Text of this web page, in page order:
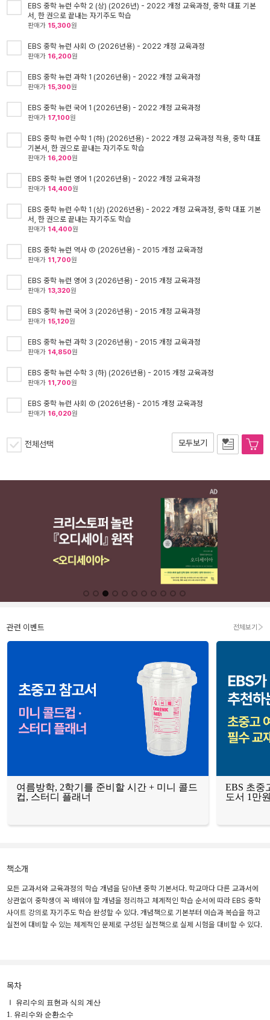
EBS 중학 뉴런 수학 2 (상) (2026년) - 2022 개정 교육과정, 중학 대표 기본
서, 한 권으로 끝내는 자기주도 학습
판매가 15,300원
EBS 중학 뉴런 사회 ① (2026년용) - 2022 개정 교육과정
판매가 16,200원
EBS 중학 뉴런 과학 1 (2026년용) - 2022 개정 교육과정
판매가 15,300원
EBS 중학 뉴런 국어 1 (2026년용) - 2022 개정 교육과정
판매가 17,100원
EBS 중학 뉴런 수학 1 (하) (2026년용) - 2022 개정 교육과정 적용, 중학 대표
기본서, 한 권으로 끝내는 자기주도 학습
판매가 16,200원
EBS 중학 뉴런 영어 1 (2026년용) - 2022 개정 교육과정
판매가 14,400원
EBS 중학 뉴런 수학 1 (상) (2026년용) - 2022 개정 교육과정, 중학 대표 기본
서, 한 권으로 끝내는 자기주도 학습
판매가 14,400원
EBS 중학 뉴런 역사 ② (2026년용) - 2015 개정 교육과정
판매가 11,700원
EBS 중학 뉴런 영어 3 (2026년용) - 2015 개정 교육과정
판매가 13,320원
EBS 중학 뉴런 국어 3 (2026년용) - 2015 개정 교육과정
판매가 15,120원
EBS 중학 뉴런 과학 3 (2026년용) - 2015 개정 교육과정
판매가 14,850원
EBS 중학 뉴런 수학 3 (하) (2026년용) - 2015 개정 교육과정
판매가 11,700원
EBS 중학 뉴런 사회 ② (2026년용) - 2015 개정 교육과정
판매가 16,020원
전체선택 모두보기
관련 이벤트 전체보기
여름방학, 2학기를 준비할 시간 + 미니 콜드
컵, 스터디 플래너
EBS 초중
도서 1만
책소개
모든 교과서와 교육과정의 학습 개념을 담아낸 중학 기본서다. 학교마다 다른 교과서에
상관없이 중학생이 꼭 배워야 할 개념을 정리하고 체계적인 학습 순서에 따라 EBS 중학
사이트 강의로 자기주도 학습 완성할 수 있다. 개념책으로 기본부터 예습과 복습을 하고
실전에 대비할 수 있는 체계적인 문제로 구성된 실전책으로 실제 시험을 대비할 수 있다.
목차
Ⅰ 유리수의 표현과 식의 계산
1. 유리수와 순환소수